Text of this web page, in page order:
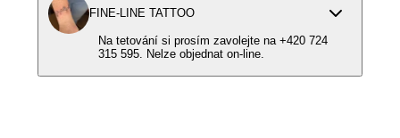
FINE-LINE TATTOO
Na tetování si prosím zavolejte na +420 724
315 595. Nelze objednat on-line.